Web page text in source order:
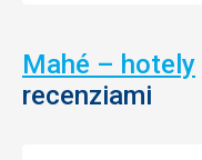
priaznivcami
podobných
vodných
Aj
napriek
tomu,
Mahé – hotely
recenziami